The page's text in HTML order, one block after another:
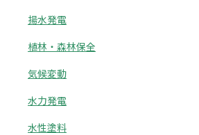
揚水発電
植林・森林保全
気候変動
水力発電
水性塗料